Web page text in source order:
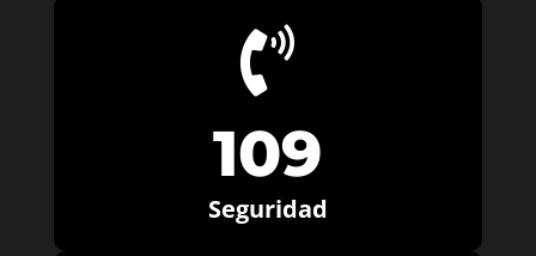

109
Seguridad